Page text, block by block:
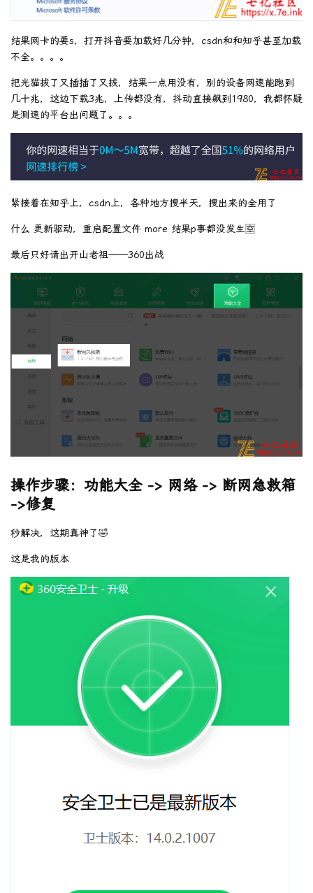
结果网卡的要s，打开抖音要加载好几分钟，csdn和和知乎甚至加载
不全。。。。
把光猫拔了又插插了又拔，结果一点用没有，别的设备网速能跑到
几十兆，这边下载3兆，上传都没有，抖动直接飙到1980，我都怀疑
是测速的平台出问题了。。。
紧接着在知乎上，csdn上，各种地方搜半天，搜出来的全用了
什么 更新驱动，重启配置文件 more 结果p事都没发生🈳
最后只好请出开山老祖——360出战
操作步骤：功能大全 -> 网络 -> 断网急救箱
->修复
秒解决，这期真神了🤣
这是我的版本